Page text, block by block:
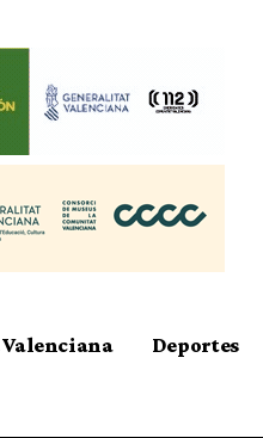
Deportes